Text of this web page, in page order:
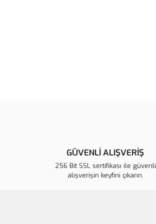
GÜVENLİ ALIŞVERİŞ
256 Bit SSL sertifikası ile güvenli
alışverişin keyfini çıkarın.